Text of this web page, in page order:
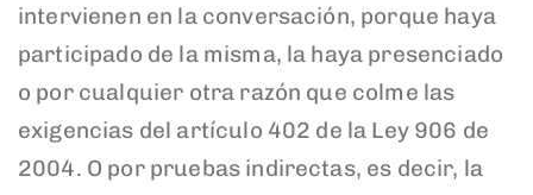
intervienen en la conversación, porque haya
participado de la misma, la haya presenciado
o por cualquier otra razón que colme las
exigencias del artículo 402 de la Ley 906 de
2004. O por pruebas indirectas, es decir, la